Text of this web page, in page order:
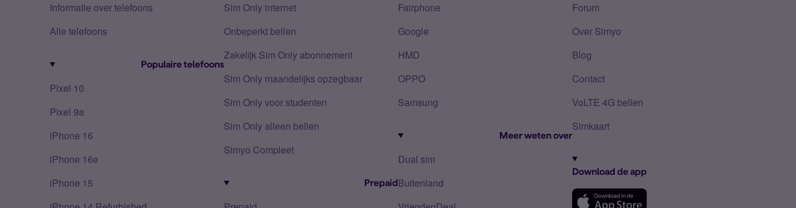
Informatie over telefoons
Alle telefoons
Populaire telefoons
Pixel 10
Pixel 9a
iPhone 16
iPhone 16e
iPhone 15
Sim Only internet
Onbeperkt bellen
Zakelijk Sim Only abonnement
Sim Only maandelijks opzegbaar
Sim Only voor studenten
Sim Only alleen bellen
Simyo Compleet
Prepaid
Fairphone
Google
HMD
OPPO
Samsung
Meer weten over
Dual sim
Buitenland
Forum
Over Simyo
Blog
Contact
VoLTE 4G bellen
Simkaart
Download de app